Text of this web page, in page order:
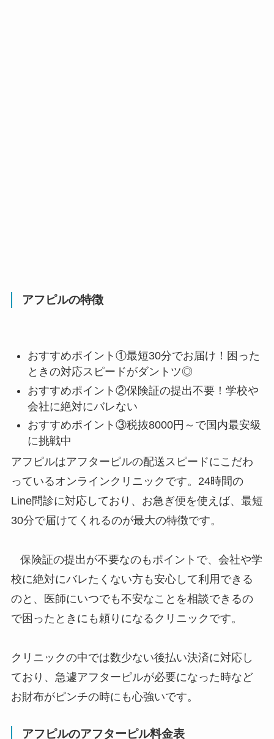
アフピルの特徴
おすすめポイント①最短30分でお届け！困った
ときの対応スピードがダントツ◎
おすすめポイント②保険証の提出不要！学校や
会社に絶対にバレない
おすすめポイント③税抜8000円～で国内最安級
に挑戦中
アフピルはアフターピルの配送スピードにこだわ
っているオンラインクリニックです。24時間の
Line問診に対応しており、お急ぎ便を使えば、 最短
30分で届けてくれるのが最大の特徴です。
保険証の提出が不要なのもポイントで、 会社や学
校に絶対にバレたくない方も安心して利用できる
のと、
医師にいつでも不安なことを相談できるの
で困ったときにも頼りになるクリニックです。
クリニックの中では数少ない後払い決済に対応し
ており、急遽アフターピルが必要になった時など
お財布がピンチの時にも心強いです。
アフピルのアフターピル料金表